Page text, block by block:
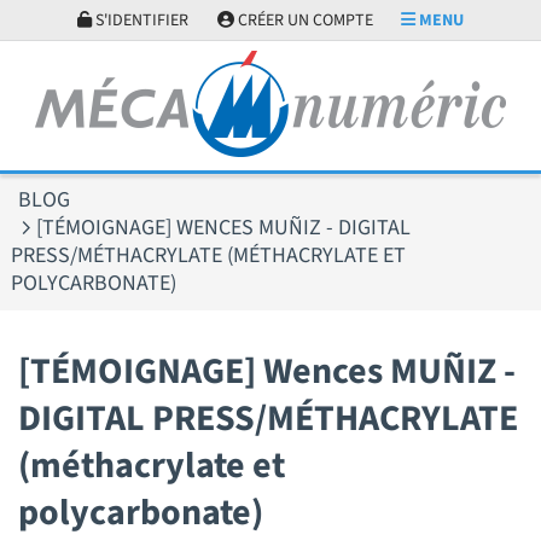
S'IDENTIFIER CRÉER UN COMPTE MENU
BLOG
[TÉMOIGNAGE] WENCES MUÑIZ - DIGITAL
PRESS/MÉTHACRYLATE (MÉTHACRYLATE ET
POLYCARBONATE)
[TÉMOIGNAGE] Wences MUÑIZ -
DIGITAL PRESS/MÉTHACRYLATE
(méthacrylate et
polycarbonate)
Panneau de gestion des cookies